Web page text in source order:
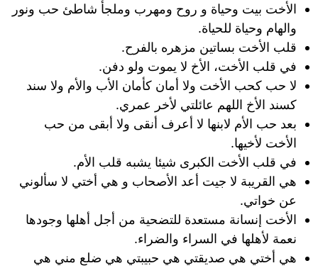
الأخت بيت وحياة و روح ومهرب وملجأ شاطئ حب ونور
والهام وحياة للحياة.
قلب الأخت بساتين مزهره بالفرح.
في قلب الأخت، الأخ لا يموت ولو دفن.
لا حب كحب الأخت ولا أمان كأمان الأب والأم ولا سند
كسند الأخ اللهم عائلتي لأخر عمري.
بعد حب الأم لابنها لا أعرف أنقى ولا أبقى من حب
الأخت لأخيها.
في قلب الأخت الكبرى شيئا يشبه قلب الأم.
هي القريبة لا جيت أعد الأصحاب و هي أختي لا سألوني
عن خواتي.
الأخت إنسانة مستعدة للتضحية من أجل أهلها وجودها
نعمة لأهلها في السراء والضراء.
هي أختي هي صديقتي هي حبيبتي هي ضلع مني هي